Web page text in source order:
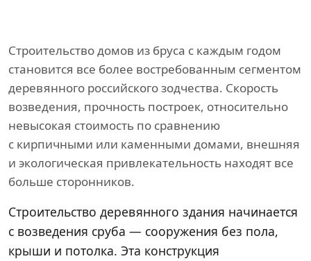
Строительство домов из бруса с каждым годом
становится все более востребованным сегментом
деревянного российского зодчества. Скорость
возведения, прочность построек, относительно
невысокая стоимость по сравнению
с кирпичными или каменными домами, внешняя
и экологическая привлекательность находят все
больше сторонников.
Строительство деревянного здания начинается
с возведения сруба — сооружения без пола,
крыши и потолка. Эта конструкция